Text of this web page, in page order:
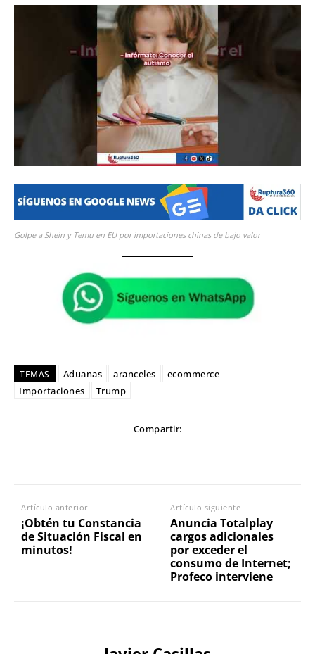
Golpe a Shein y Temu en EU por importaciones chinas de bajo valor
TEMAS Aduanas aranceles
ecommerce
Importaciones
Trump
Compartir:
Artículo anterior
¡Obtén tu Constancia
de Situación Fiscal en
minutos!
Artículo siguiente
Anuncia Totalplay
cargos adicionales
por exceder el
consumo de Internet;
Profeco interviene